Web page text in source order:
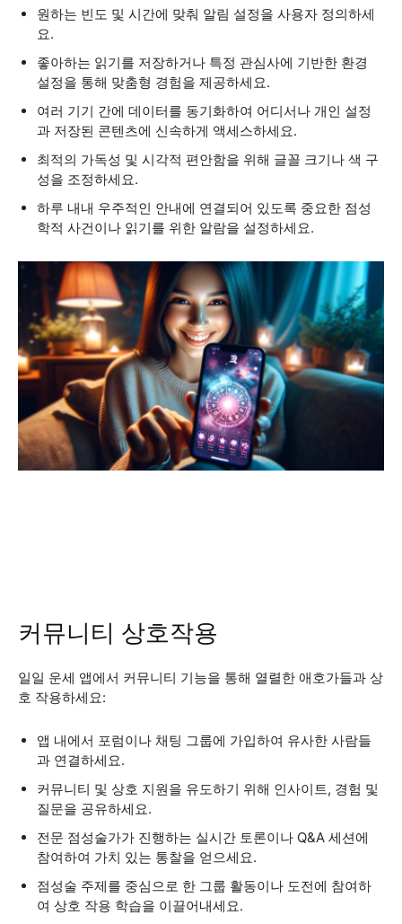
원하는 빈도 및 시간에 맞춰 알림 설정을 사용자 정의하세
요.
좋아하는 읽기를 저장하거나 특정 관심사에 기반한 환경
설정을 통해 맞춤형 경험을 제공하세요.
여러 기기 간에 데이터를 동기화하여 어디서나 개인 설정
과 저장된 콘텐츠에 신속하게 액세스하세요.
최적의 가독성 및 시각적 편안함을 위해 글꼴 크기나 색 구
성을 조정하세요.
하루 내내 우주적인 안내에 연결되어 있도록 중요한 점성
학적 사건이나 읽기를 위한 알람을 설정하세요.
커뮤니티 상호작용
일일 운세 앱에서 커뮤니티 기능을 통해 열렬한 애호가들과 상
호 작용하세요:
앱 내에서 포럼이나 채팅 그룹에 가입하여 유사한 사람들
과 연결하세요.
커뮤니티 및 상호 지원을 유도하기 위해 인사이트, 경험 및
질문을 공유하세요.
전문 점성술가가 진행하는 실시간 토론이나 Q&A 세션에
참여하여 가치 있는 통찰을 얻으세요.
점성술 주제를 중심으로 한 그룹 활동이나 도전에 참여하
여 상호 작용 학습을 이끌어내세요.